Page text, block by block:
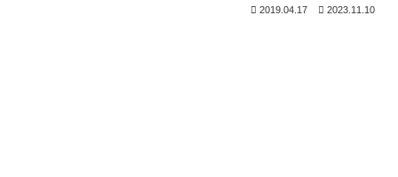
2019.04.17 2023.11.10